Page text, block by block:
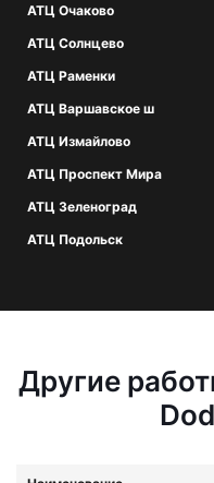
АТЦ Очаково
АТЦ Солнцево
АТЦ Раменки
АТЦ Варшавское ш
АТЦ Измайлово
АТЦ Проспект Мира
АТЦ Зеленоград
АТЦ Подольск
Другие